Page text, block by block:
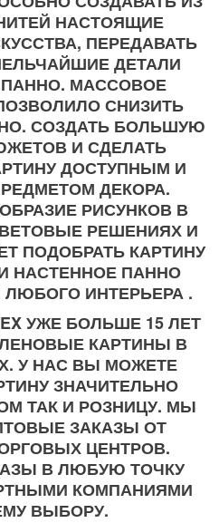
НАСТОЯЩИЕ
ПЕРЕДАВАТЬ
ДЕТАЛИ
МАССОВОЕ
СНИЗИТЬ
СОЗДАТЬ БОЛЬШУЮ
И СДЕЛАТЬ
ДОСТУПНЫМ И
ДЕКОРА.
РИСУНКОВ В
РЕШЕНИЯХ И
ПОДОБРАТЬ КАРТИНУ
НАСТЕННОЕ ПАННО
ЛЮБОГО ИНТЕРЬЕРА .
УЖЕ БОЛЬШЕ 15 ЛЕТ
КАРТИНЫ В
У НАС ВЫ МОЖЕТЕ
ЗНАЧИТЕЛЬНО
ТАК И РОЗНИЦУ. МЫ
ЗАКАЗЫ ОТ
ЦЕНТРОВ.
В ЛЮБУЮ ТОЧКУ
КОМПАНИЯМИ
ВЫБОРУ.